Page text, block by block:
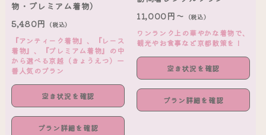
物・プレミアム着物）
5,480円 （税込）
『アンティーク着物』、『レース
着物』、『プレミアム着物』の中
から選べる京越（きょうえつ）一
番人気のプラン
空き状況を確認
プラン詳細を確認
11,000円～ （税込）
ワンランク上の華やかな着物で、
観光やお食事など京都散策を！
空き状況を確認
プラン詳細を確認